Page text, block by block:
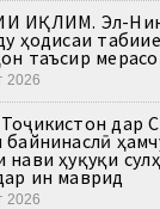
ИҚЛИМ. Эл-
ҳодисаи
таъсир
2026
дар
байнинаслӣ
нави ҳуқуқи
ин маврид
2026